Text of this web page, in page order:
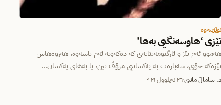
توێژینەوە
تێزی ‘هاوسەنگیی بەها’
هەموو ئەم تێز و ئارگیومەنتانەی کە دەکەونە ئەم باسەوە، هەروەهاش
تێزەکە خۆی، سەبارەت بە یەکسانیی مرۆڤ نین، یا بەهای یەکسان…
د. ساماڵ مانیی ٢٦ ئەیلوول ٢٠٢١